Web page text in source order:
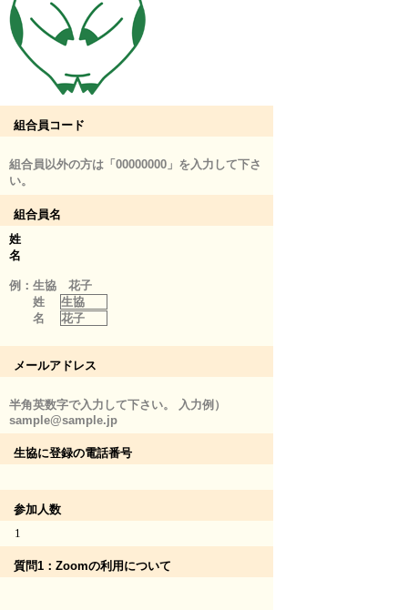
組合員コード
組合員以外の方は「00000000」を入力して下さ
い。
組合員名
姓
名
例：生協 花子
姓
生協
名
花子
メールアドレス
半角英数字で入力して下さい。 入力例）
sample@sample.jp
生協に登録の電話番号
参加人数
1
質問1：Zoomの利用について